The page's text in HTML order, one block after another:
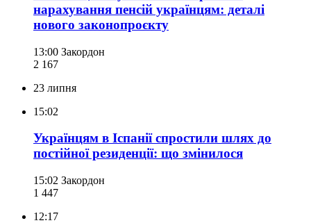
нарахування пенсій українцям: деталі
нового законопроєкту
13:00 Закордон
2 167
23 липня
15:02
Українцям в Іспанії спростили шлях до
постійної резиденції: що змінилося
15:02 Закордон
1 447
12:17